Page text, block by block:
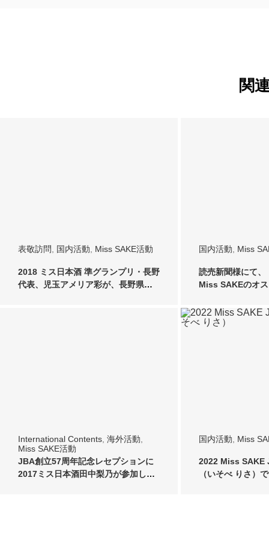
関
表敬訪問 国内活動 Miss SAKE活動
2018 ミス日本酒 準グランプリ・長野
代表、児玉アメリア彩が、長野県酒
国内活動 Miss
読売新聞様にて
Miss SAKEのオ
International Contents 海外活動
Miss SAKE活動
JBA創立57周年記念レセプションに
2017ミス日本酒田中梨乃が参加して
国内活動 Miss
2022 Miss SAKE
（いそべ りさ）